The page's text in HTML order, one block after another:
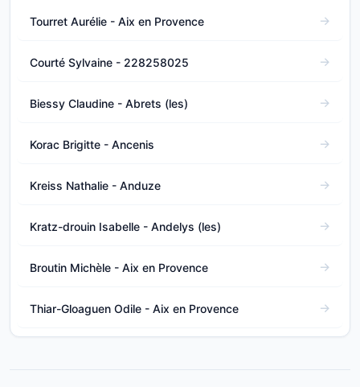
Tourret Aurélie - Aix en Provence
Courté Sylvaine - 228258025
Biessy Claudine - Abrets (les)
Korac Brigitte - Ancenis
Kreiss Nathalie - Anduze
Kratz-drouin Isabelle - Andelys (les)
Broutin Michèle - Aix en Provence
Thiar-Gloaguen Odile - Aix en Provence